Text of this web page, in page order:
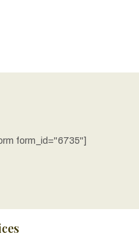
form_id="6735"]